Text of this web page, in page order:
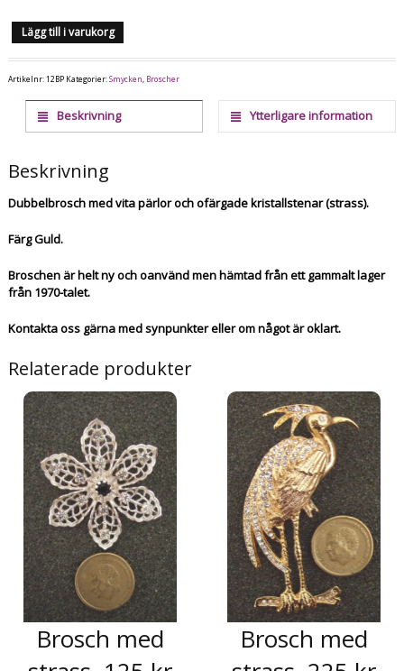
Lägg till i varukorg
Artikelnr:12BP Kategorier:Smycken, Broscher
Beskrivning Ytterligare information
Beskrivning
Dubbelbrosch med vita pärlor och ofärgade kristallstenar (strass).
Färg Guld.
Broschen är helt ny och oanvänd men hämtad från ett gammalt lager
från 1970-talet.
Kontakta oss gärna med synpunkter eller om något är oklart.
Relaterade produkter
Brosch med
Brosch med